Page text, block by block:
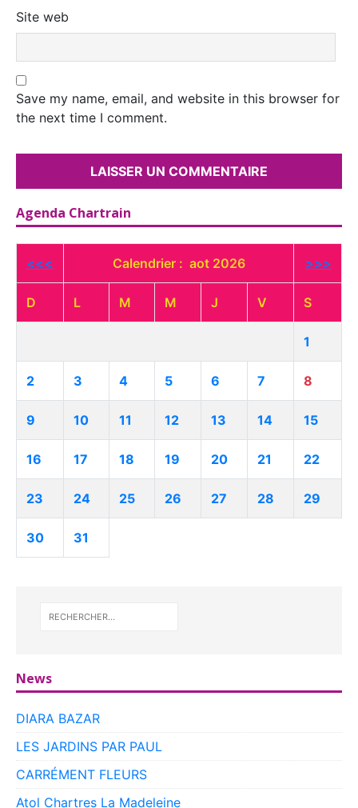
Site web
Save my name, email, and website in this browser for
the next time I comment.
Agenda Chartrain
<<< Calendrier : aot 2026 >>>
D L M M J V S
1
2 3 4 5 6 7 8
9 10 11 12 13 14 15
16 17 18 19 20 21 22
23 24 25 26 27 28 29
30 31
News
DIARA BAZAR
LES JARDINS PAR PAUL
CARRÉMENT FLEURS
Atol Chartres La Madeleine